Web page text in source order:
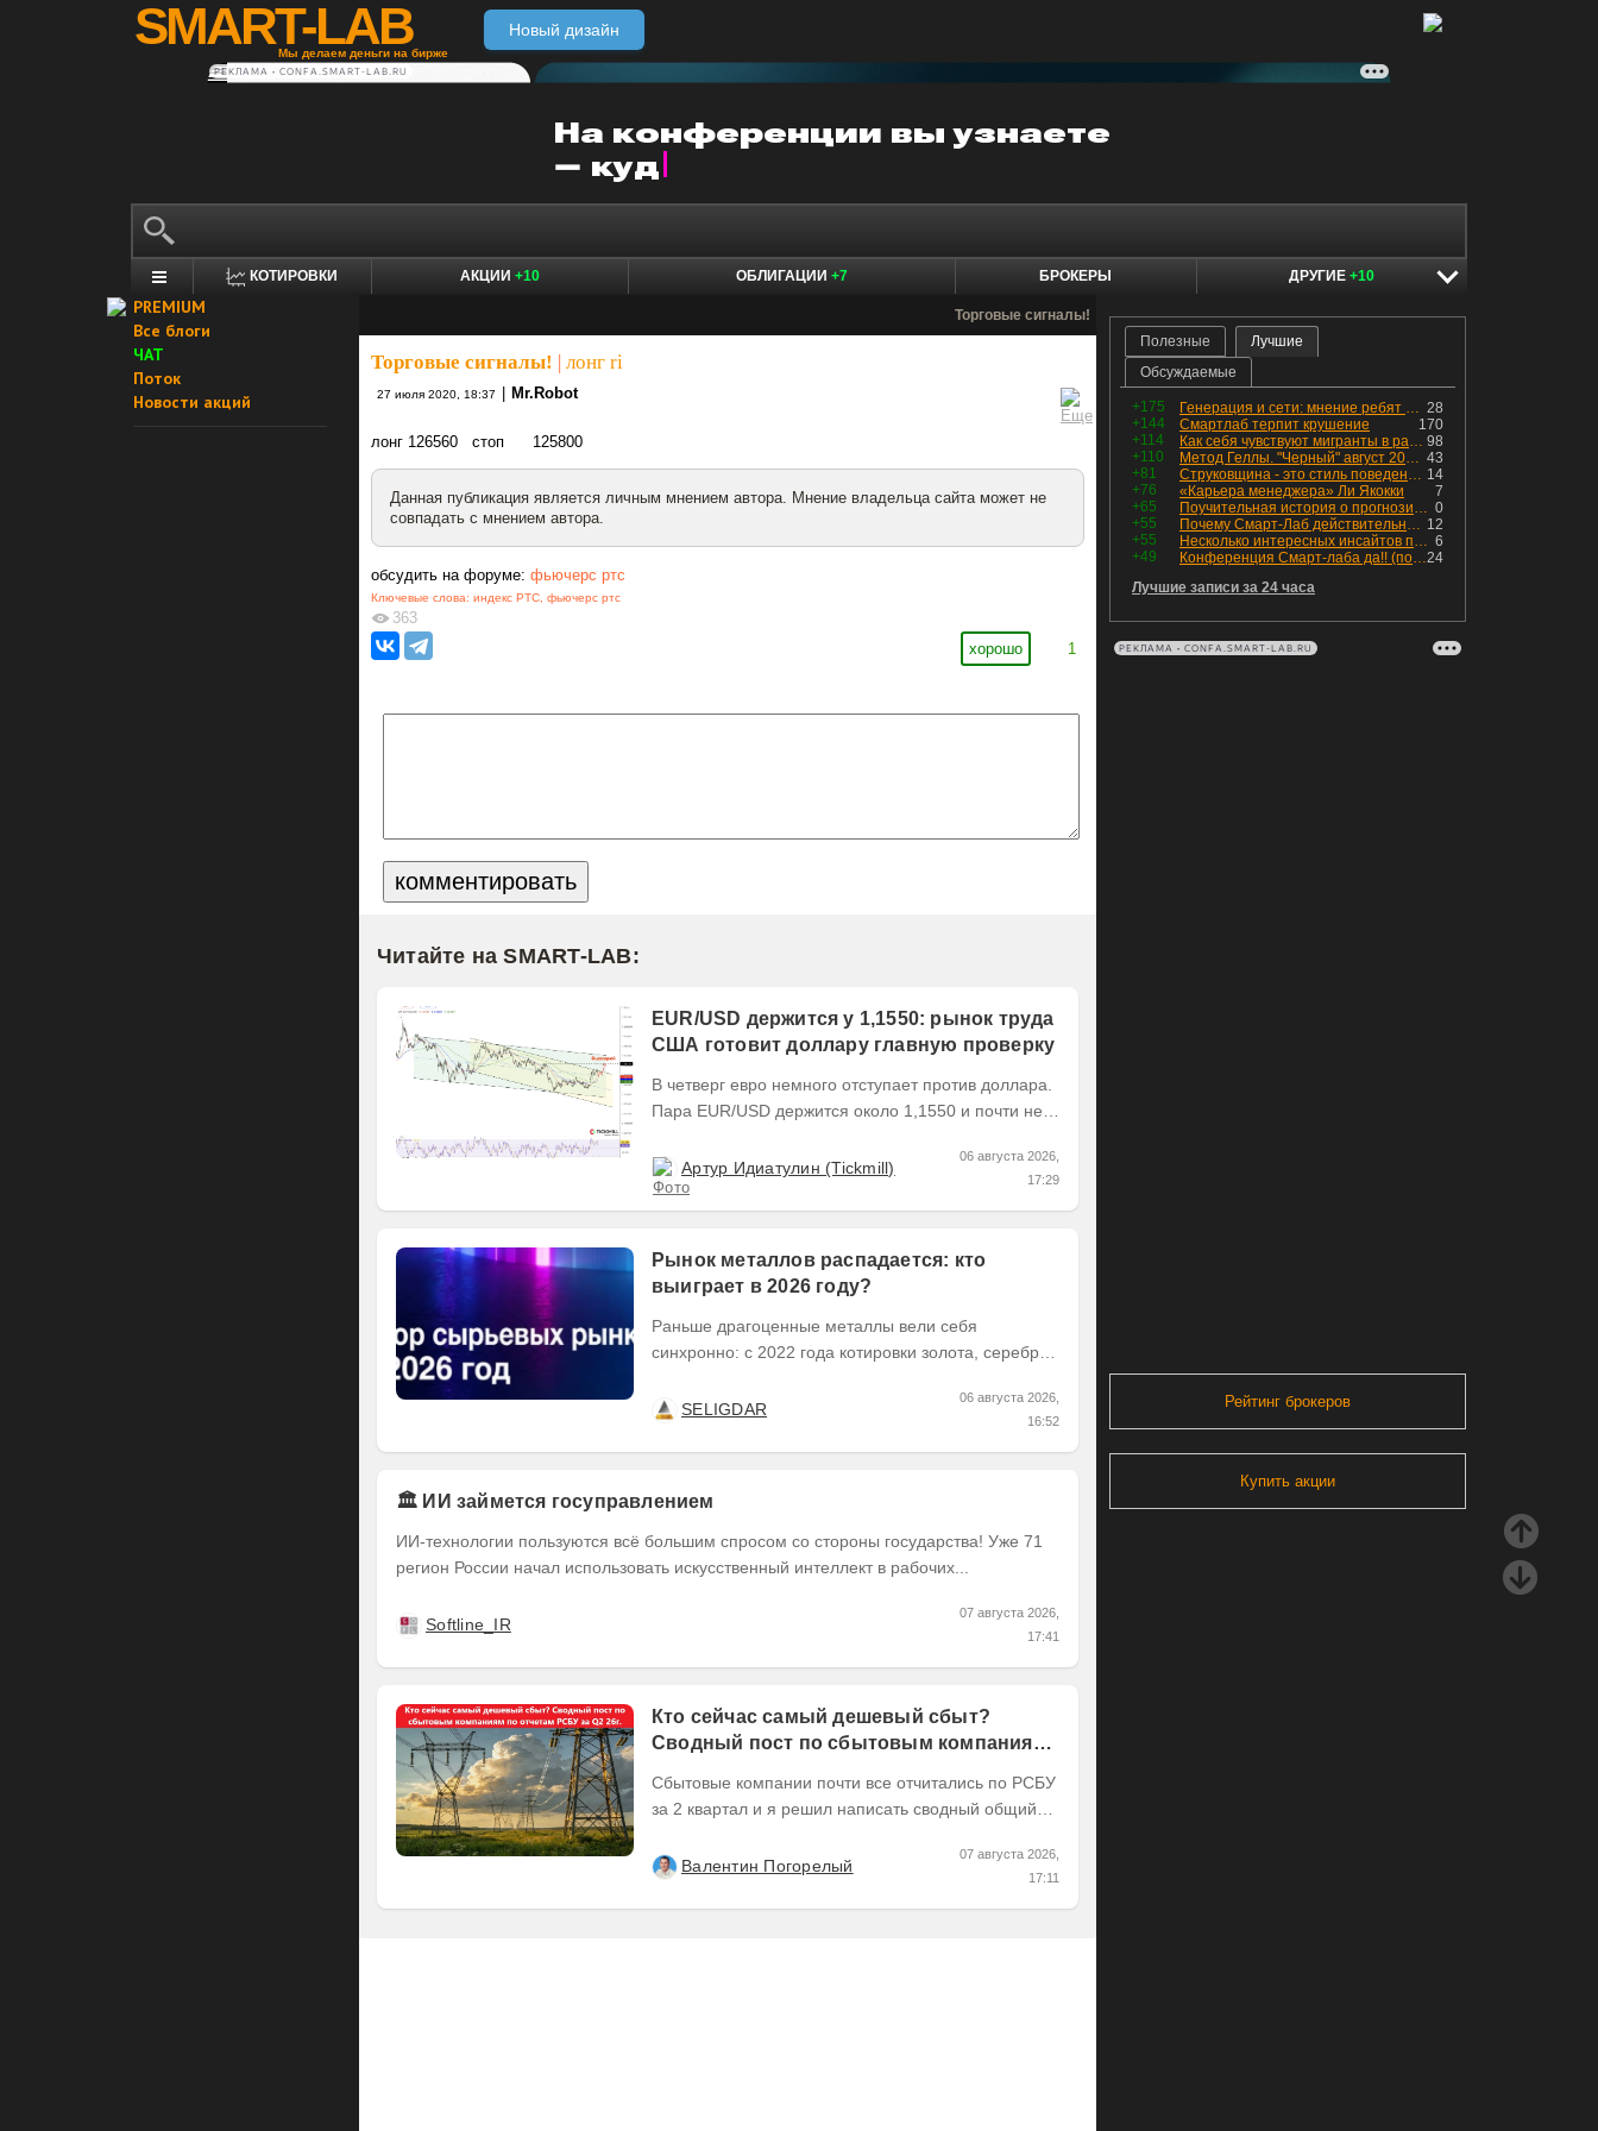
SMART-LAB
Мы делаем деньги на бирже
Новый дизайн
РЕКЛАМА • CONFA.SMART-LAB.RU
КОТИРОВКИ АКЦИИ +10 ОБЛИГАЦИИ +7 БРОКЕРЫ ДРУГИЕ +10
PREMIUM
Все блоги
ЧАТ
Поток
Новости акций
Торговые сигналы!
Торговые сигналы! лонг ri
27 июля 2020, 18:37 Mr.Robot
лонг 126560 стоп 125800
Данная публикация является личным мнением автора. Мнение владельца сайта может не
совпадать с мнением автора.
обсудить на форуме: фьючерс ртс
Ключевые слова: индекс РТС, фьючерс ртс
363
хорошо
1
Читайте на SMART-LAB:
EUR/USD держится у 1,1550: рынок труда
США готовит доллару главную проверку
В четверг евро немного отступает против доллара.
Пара EUR/USD держится около 1,1550 и почти не
Артур Идиатулин (Tickmill)
06 августа 2026,
17:29
Рынок металлов распадается: кто
выиграет в 2026 году?
Раньше драгоценные металлы вели себя
синхронно: с 2022 года котировки золота, серебра
разделился. В...
SELIGDAR
06 августа 2026,
16:52
🏛️ ИИ займется госуправлением
ИИ-технологии пользуются всё большим спросом со стороны государства! Уже 71
регион России начал использовать искусственный интеллект в рабочих...
Softline_IR
07 августа 2026,
17:41
Кто сейчас самый дешевый сбыт?
Сводный пост по сбытовым компаниям
Сбытовые компании почти все отчитались по РСБУ
за 2 квартал и я решил написать сводный общий
Валентин Погорелый
07 августа 2026,
17:11
Полезные
Лучшие
Обсуждаемые
+175 28
Генерация и сети: мнение ребят из индустрии
+144
170
Смартлаб терпит крушение
+114
98
Как себя чувствуют мигранты в раю, в который они так стремились
+110
43
Метод Геллы. "Черный" август 2026 - быть или не быть?
+81
14
Струковщина - это стиль поведения, известный всем в секторе золотодобычи.
+76
7
«Карьера менеджера» Ли Якокки
+65
0
Поучительная история о прогнозировании
+55
12
Почему Смарт-Лаб действительно протух
+55
6
Несколько интересных инсайтов по "Озону"
+49
24
Конференция Смарт-лаба да!! (пост 218, 12+)
Лучшие записи за 24 часа
РЕКЛАМА • CONFA.SMART-LAB.RU
Рейтинг брокеров
Купить акции